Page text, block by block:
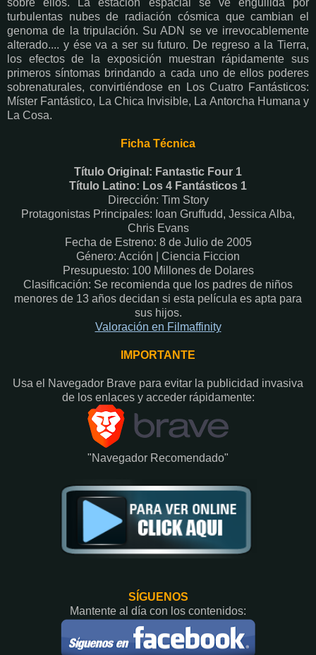
turbulentas nubes de radiación cósmica que cambian el
genoma de la tripulación. Su ADN se ve irrevocablemente
alterado.... y ése va a ser su futuro. De regreso a la Tierra,
los efectos de la exposición muestran rápidamente sus
primeros síntomas brindando a cada uno de ellos poderes
sobrenaturales, convirtiéndose en Los Cuatro Fantásticos:
Míster Fantástico, La Chica Invisible, La Antorcha Humana y
La Cosa.
Ficha Técnica
Título Original: Fantastic Four 1
Título Latino: Los 4 Fantásticos 1
Dirección: Tim Story
Protagonistas Principales: Ioan Gruffudd, Jessica Alba,
Chris Evans
Fecha de Estreno: 8 de Julio de 2005
Género: Acción | Ciencia Ficcion
Presupuesto: 100 Millones de Dolares
Clasificación: Se recomienda que los padres de niños
menores de 13 años decidan si esta película es apta para
sus hijos.
Valoración en Filmaffinity
IMPORTANTE
Usa el Navegador Brave para evitar la publicidad invasiva
de los enlaces y acceder rápidamente:​
"Navegador Recomendado"
SÍGUENOS
Mantente al día con los contenidos: